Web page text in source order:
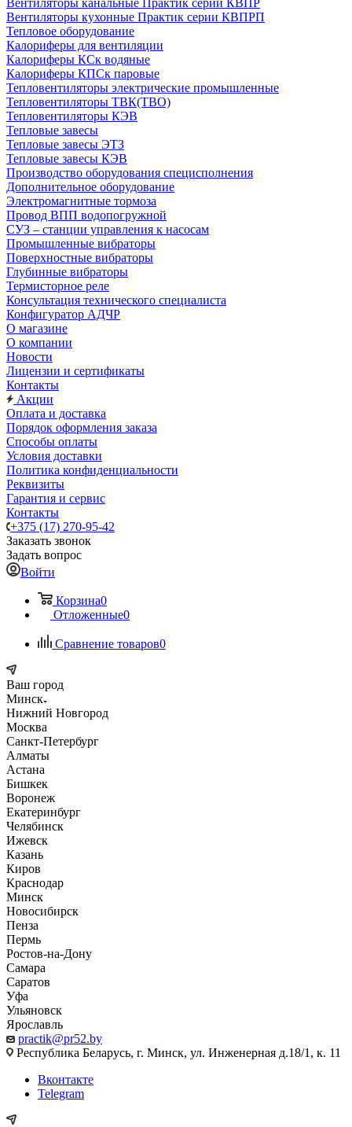
Вентиляторы канальные Практик серии КВПР
Вентиляторы кухонные Практик серии КВПРП
Тепловое оборудование
Калориферы для вентиляции
Калориферы КСк водяные
Калориферы КПСк паровые
Тепловентиляторы электрические промышленные
Тепловентиляторы ТВК(ТВО)
Тепловентиляторы КЭВ
Тепловые завесы
Тепловые завесы ЭТЗ
Тепловые завесы КЭВ
Производство оборудования специсполнения
Дополнительное оборудование
Электромагнитные тормоза
Провод ВПП водопогружной
СУЗ – станции управления к насосам
Промышленные вибраторы
Поверхностные вибраторы
Глубинные вибраторы
Термисторное реле
Консультация технического специалиста
Конфигуратор АДЧР
О магазине
О компании
Новости
Лицензии и сертификаты
Контакты
Акции
Оплата и доставка
Порядок оформления заказа
Способы оплаты
Условия доставки
Политика конфиденциальности
Реквизиты
Гарантия и сервис
Контакты
+375 (17) 270-95-42
Заказать звонок
Задать вопрос
Войти
Корзина0
Отложенные0
Сравнение товаров0
Ваш город
Минск
Нижний Новгород
Москва
Санкт-Петербург
Алматы
Астана
Бишкек
Воронеж
Екатеринбург
Челябинск
Ижевск
Казань
Киров
Краснодар
Минск
Новосибирск
Пенза
Пермь
Ростов-на-Дону
Самара
Саратов
Уфа
Ульяновск
Ярославль
practik@pr52.by
Республика Беларусь, г. Минск, ул. Инженерная д.18/1, к. 11
Вконтакте
Telegram